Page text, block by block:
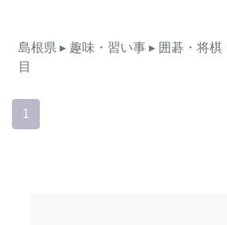
島根県 ▸ 趣味・習い事 ▸ 囲碁・将棋
目
1